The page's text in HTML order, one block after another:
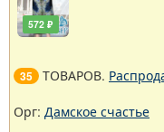
572 ₽
35 ТОВАРОВ.
Орг: Дамское счастье